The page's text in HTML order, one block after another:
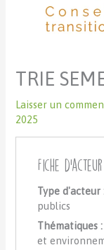
TRIE
Laisser un
2025
Fiche d'acteur
Type d'acteur
publics
Thématiques :
et